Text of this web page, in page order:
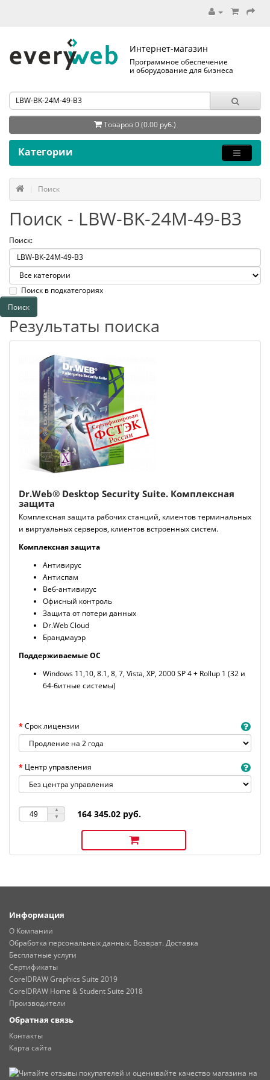
Интернет-магазин
Программное обеспечение
и оборудование для бизнеса
Товаров 0 (0.00 руб.)
Категории
Поиск
Поиск - LBW-BK-24M-49-B3
Поиск:
Поиск в подкатегориях
Результаты поиска
Dr.Web® Desktop Security Suite. Комплексная
защита
Комплексная защита рабочих станций, клиентов терминальных
и виртуальных серверов, клиентов встроенных систем.
Комплексная защита
Антивирус
Антиспам
Веб-антивирус
Офисный контроль
Защита от потери данных
Dr.Web Cloud
Брандмауэр
Поддерживаемые ОС
Windows 11,10, 8.1, 8, 7, Vista, XP, 2000 SP 4 + Rollup 1 (32 и
64-битные системы)
Срок лицензии
Центр управления
164 345.02 руб.
Информация
О Компании
Обработка персональных данных. Возврат. Доставка
Бесплатные услуги
Сертификаты
CorelDRAW Graphics Suite 2019
CorelDRAW Home & Student Suite 2018
Производители
Обратная связь
Контакты
Карта сайта